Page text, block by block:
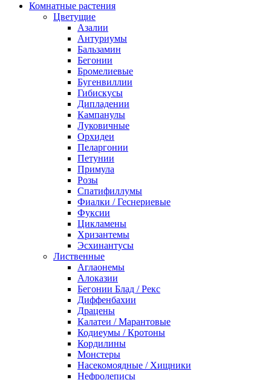
Комнатные растения
Цветущие
Азалии
Антуриумы
Бальзамин
Бегонии
Бромелиевые
Бугенвиллии
Гибискусы
Дипладении
Кампанулы
Луковичные
Орхидеи
Пеларгонии
Петунии
Примула
Розы
Спатифиллумы
Фиалки / Геснериевые
Фуксии
Цикламены
Хризантемы
Эсхинантусы
Лиственные
Аглаонемы
Алоказии
Бегонии Блад / Рекс
Диффенбахии
Драцены
Калатеи / Марантовые
Кодиеумы / Кротоны
Кордилины
Монстеры
Насекомоядные / Хищники
Нефролеписы